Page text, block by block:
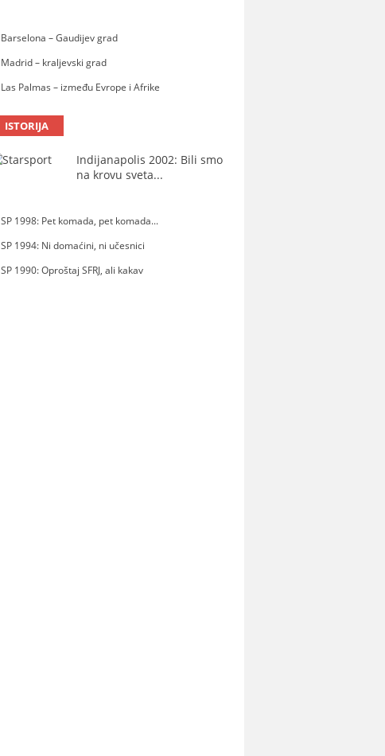
Barselona – Gaudijev grad
Madrid – kraljevski grad
Las Palmas – između Evrope i Afrike
ISTORIJA
Indijanapolis 2002: Bili smo
na krovu sveta...
SP 1998: Pet komada, pet komada...
SP 1994: Ni domaćini, ni učesnici
SP 1990: Oproštaj SFRJ, ali kakav